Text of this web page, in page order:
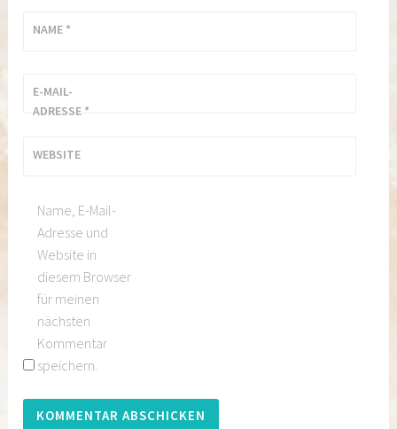
NAME *
E-MAIL-
ADRESSE *
WEBSITE
Name, E-Mail-
Adresse und
Website in
diesem Browser
für meinen
nächsten
Kommentar
speichern.